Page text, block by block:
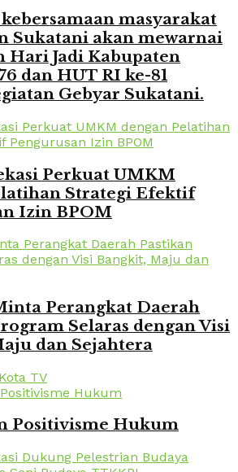
masyarakat
Sukatani akan mewarnai
Hari Jadi Kabupaten
dan HUT RI ke-81
Gebyar Sukatani.
Perkuat UMKM
Strategi Efektif
Izin BPOM
Perangkat Daerah
Selaras dengan Visi
dan Sejahtera
TV
Positivisme Hukum